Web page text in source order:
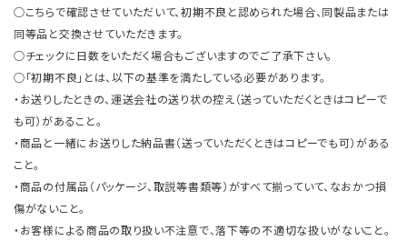
○こちらで確認させていただいて、初期不良と認められた場合、同製品または
同等品と交換させていただきます。
○チェックに日数をいただく場合もございますのでご了承下さい。
○「初期不良」とは、以下の基準を満たしている必要があります。
・お送りしたときの、運送会社の送り状の控え（送っていただくときはコピーで
も可）があること。
・商品と一緒にお送りした納品書（送っていただくときはコピーでも可）がある
こと。
・商品の付属品（パッケージ、取説等書類等）がすべて揃っていて、なおかつ損
傷がないこと。
・お客様による商品の取り扱い不注意で、落下等の不適切な扱いがないこと。